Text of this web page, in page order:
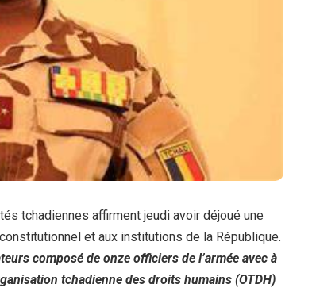
tchadiennes affirment jeudi avoir déjoué une
et aux institutions de la République.
composé de onze officiers de l’armée avec à
tchadienne des droits humains (OTDH)